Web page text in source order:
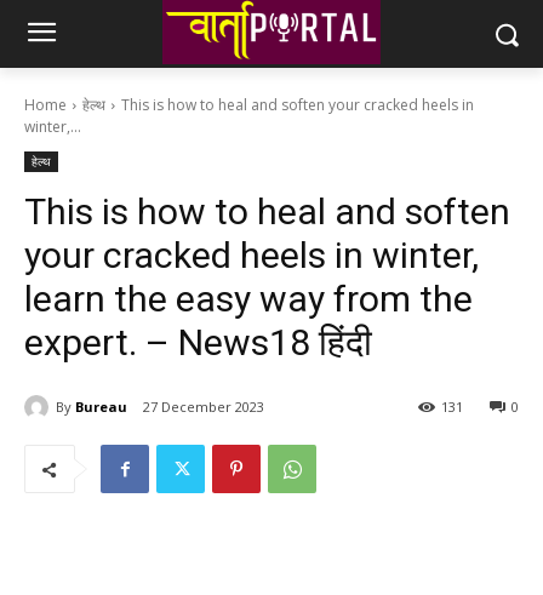
Home हेल्थ
This is how to heal and soften your cracked heels in
winter,...
हेल्थ
This is how to heal and soften
your cracked heels in winter,
learn the easy way from the
expert. – News18 हिंदी
By Bureau 27 December 2023 0
131